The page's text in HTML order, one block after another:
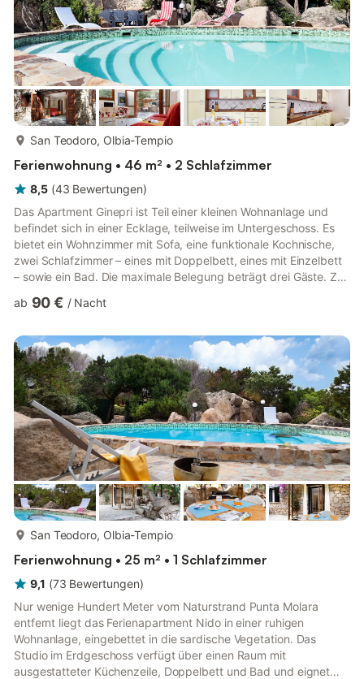
San Teodoro, Olbia-Tempio
Ferienwohnung • 46 m² • 2 Schlafzimmer
8,5 (43 Bewertungen)
Das Apartment Ginepri ist Teil einer kleinen Wohnanlage und
befindet sich in einer Ecklage, teilweise im Untergeschoss. Es
bietet ein Wohnzimmer mit Sofa, eine funktionale Kochnische,
zwei Schlafzimmer – eines mit Doppelbett, eines mit Einzelbett
– sowie ein Bad. Die maximale Belegung beträgt drei Gäste. Zur
Wohnzimmer und im Schlafzimmer mit Doppelbett, Kabel-TV
stehen Ihnen ein Garten und eine private Veranda zur
Verfügung, ideal zum Entspannen oder für Mahlzeiten im Freien.
Sie...
ab 90 € / Nacht
San Teodoro, Olbia-Tempio
Ferienwohnung • 25 m² • 1 Schlafzimmer
9,1 (73 Bewertungen)
Nur wenige Hundert Meter vom Naturstrand Punta Molara
entfernt liegt das Ferienapartment Nido in einer ruhigen
Wohnanlage, eingebettet in die sardische Vegetation. Das
Studio im Erdgeschoss verfügt über einen Raum mit
ausgestatteter Küchenzeile, Doppelbett und Bad und eignet